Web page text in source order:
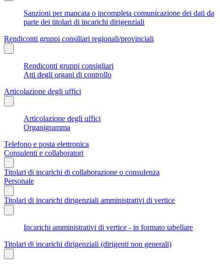
Sanzioni per mancata o incompleta comunicazione dei dati da
parte dei titolari di incarichi dirigenziali
Rendiconti gruppi consiliari regionali/provinciali
Rendiconti gruppi consigliari
Atti degli organi di controllo
Articolazione degli uffici
Articolazione degli uffici
Organigramma
Telefono e posta elettronica
Consulenti e collaboratori
Titolari di incarichi di collaborazione o consulenza
Personale
Titolari di incarichi dirigenziali amministrativi di vertice
Incarichi amministrativi di vertice - in formato tabellare
Titolari di incarichi dirigenziali (dirigenti non generali)